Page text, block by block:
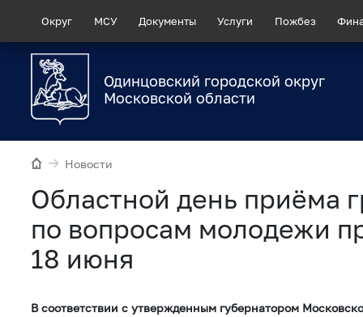
Округ МСУ Документы Услуги Пожбез
Одинцовский городской округ
Московской области
Новости
Областной день приёма
по вопросам молодежи
18 июня
В соответствии с утвержденным губернатором